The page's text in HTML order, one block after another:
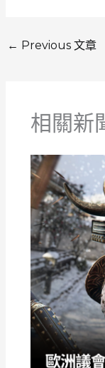
← Previous 文章
相關新